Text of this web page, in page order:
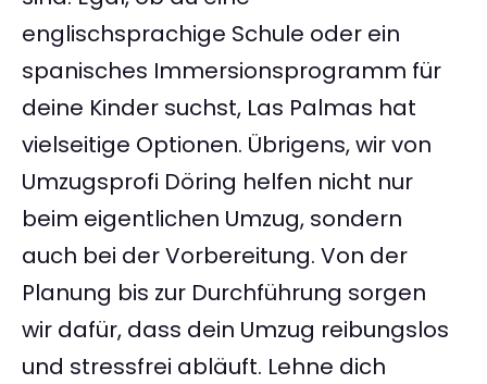
englischsprachige Schule oder ein
spanisches Immersionsprogramm für
deine Kinder suchst, Las Palmas hat
vielseitige Optionen. Übrigens, wir von
Umzugsprofi Döring helfen nicht nur
beim eigentlichen Umzug, sondern
auch bei der Vorbereitung. Von der
Planung bis zur Durchführung sorgen
wir dafür, dass dein Umzug reibungslos
und stressfrei abläuft. Lehne dich